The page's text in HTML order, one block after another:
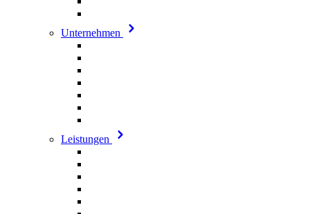
Unternehmen
Leistungen